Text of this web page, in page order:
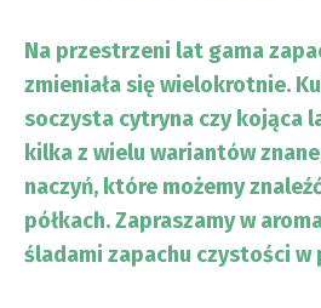
Na przestrzeni lat gama
zmieniała się wielokrotnie.
soczysta cytryna czy kojąca
kilka z wielu wariantów
naczyń, które możemy
półkach. Zapraszamy w
śladami zapachu czystości w